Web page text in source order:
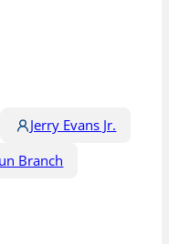
Jerry Evans Jr.
Branch